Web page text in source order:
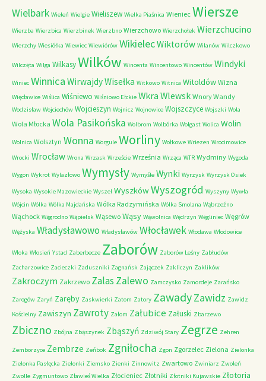
Wielbark Wieleń Wielgie Wieliszew Wielka Piaśnica Wieniec Wiersze
Wierzba Wierzbica Wierzbinek Wierzbno Wierzchowo Wierzchołek Wierzchucino
Wierzchy Wiesiółka Wiewiec Wiewiórów WikielecWiktorów Wilanów Wilczkowo
Wilczęta Wilga WilkasyWilków Wincenta Wincentowo Wincentów Windyki
Winiec Winnica WirwajdyWisełka Witkowo Witnica Witoldów Wizna
Więcławice Wiślica Wiśniewo Wiśniowo Ełckie Wkra Wlewsk Wnory Wandy
Wodzisław Wojciechów Wojcieszyn Wojnicz Wojnowice Wojszczyce Wojszki Wola
Wola Młocka Wola Pasikońska Wolbrom Wolbórka Wolgast Wolica Wolin
Wolnica Wolsztyn Wonna Worgule Worliny Wołkowe Wriezen Wrocimowice
Wrocki Wrocław Wrona Wrzask Wrzeście Września Wrząca WTR Wydminy Wygoda
Wygon Wykrot Wylazłowo Wymysły Wymyśle Wynki Wyrzysk Wyrzysk Osiek
Wysoka Wysokie Mazowieckie Wyszel WyszkówWyszogród Wyszyny Wywła
Wójcin Wólka Wólka Majdańska Wólka Radzymińska Wólka Smolana Wąbrzeźno
Wąchock Wągrodno Wąpielsk Wąsewo Wąsy Wąwolnica Wędrzyn Węgliniec Węgrów
Wężyska Władysławowo Władysławów Włocławek Włodawa Włodowice
Włoka Włosień Ystad Zaberbecze Zaborów Zaborów Leśny Zabłudów
Zacharzowice Zacieczki Zaduszniki Zagnańsk Zajączek Zakliczyn Zaklików
Zakroczym Zakrzewo ZalasZalewo Zamczysko Zamordeje Zarańsko
Zarogów Zaryń Zaręby Zaskwierki Zatom Zatory ZawadyZawidz Zawidz
Kościelny Zawiszyn Zawroty Załom Załubice Załuski Zbarzewo
Zbiczno Zbójna Zbąszynek Zbąszyń Zdziwój Stary Zegrze Zehren
Zemborzyce Zembrze Zeńbok Zgniłocha Zgon Zgorzelec Zielona Zielonka
Zielonka Pasłęcka Zielonki Ziemsko Zienki Zinnowitz Zwartowo Zwiniarz Zwoleń
Zwolle Zygmuntowo Zławieś Wielka Złocieniec Złotniki Złotniki Kujawskie Złotoria